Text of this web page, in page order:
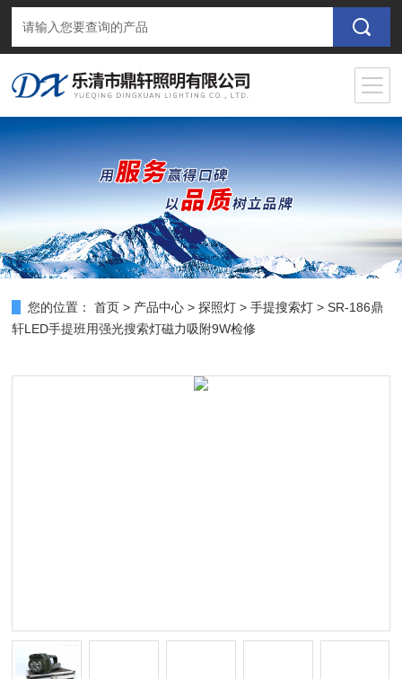
您的位置： 首页 > 产品中心 >探照灯 >手提搜索灯 > SR-186鼎
轩LED手提班用强光搜索灯磁力吸附9W检修